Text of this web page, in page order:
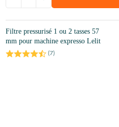
Filtre pressurisé 1 ou 2 tasses 57
mm pour machine expresso Lelit
(7)